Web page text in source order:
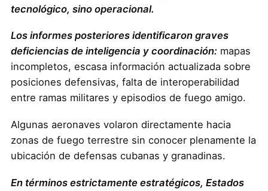
tecnológico, sino operacional.
Los informes posteriores identificaron graves
deficiencias de inteligencia y coordinación: mapas
incompletos, escasa información actualizada sobre
posiciones defensivas, falta de interoperabilidad
entre ramas militares y episodios de fuego amigo.
Algunas aeronaves volaron directamente hacia
zonas de fuego terrestre sin conocer plenamente la
ubicación de defensas cubanas y granadinas.
En términos estrictamente estratégicos, Estados